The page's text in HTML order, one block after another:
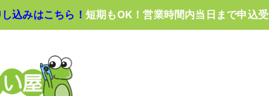
込みはこちら！ 短期もOK！営業時間内当日まで申込受